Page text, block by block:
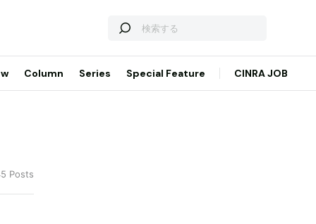
Column Series Special Feature CINRA JOB
Posts